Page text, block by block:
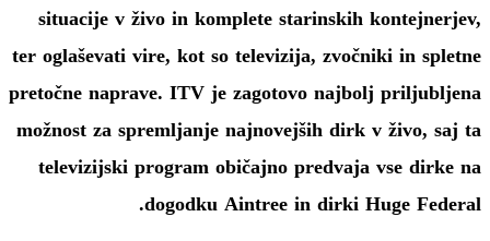
situacije v živo in komplete starinskih kontejnerjev,
ter oglaševati vire, kot so televizija, zvočniki in spletne
pretočne naprave. ITV je zagotovo najbolj priljubljena
možnost za spremljanje najnovejših dirk v živo, saj ta
televizijski program običajno predvaja vse dirke na
dogodku Aintree in dirki Huge Federal.